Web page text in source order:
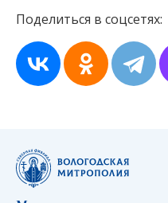
Поделиться в соцсетях: